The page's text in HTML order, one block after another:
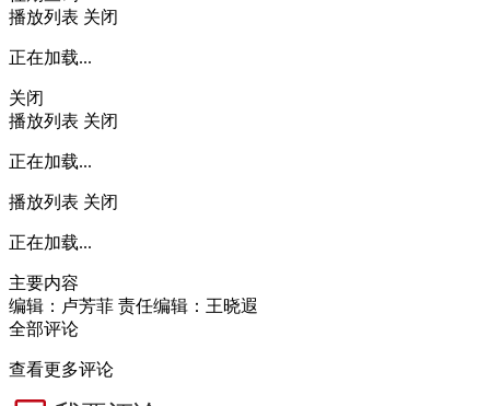
播放列表 关闭
正在加载...
关闭
播放列表 关闭
正在加载...
播放列表 关闭
正在加载...
主要内容
编辑：卢芳菲 责任编辑：王晓遐
全部评论
查看更多评论